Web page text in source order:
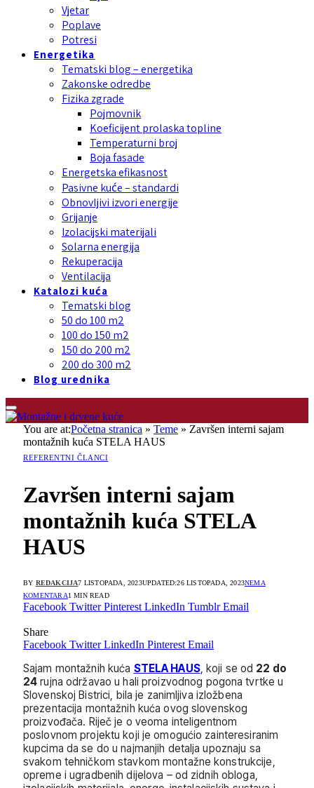
Vjetar
Poplave
Potresi
Energetika
Tematski blog – energetika
Zakonske odredbe
Fizika zgrade
Pojmovnik
Koeficijent prolaska topline
Temperaturni broj
Boja fasade
Energetska efikasnost
Pasivne kuće – standardi
Obnovljivi izvori energije
Grijanje
Izolacijski materijali
Solarna energija
Rekuperacija
Ventilacija
Katalozi kuća
Tematski blog
50 do 100 m2
100 do 150 m2
150 do 200 m2
200 do 300 m2
Blog urednika
You are at:Početna stranica » Teme » Završen interni sajam
montažnih kuća STELA HAUS
REFERENTNI ČLANCI
Završen interni sajam
montažnih kuća STELA
HAUS
BY REDAKCIJA7 LISTOPADA, 2023UPDATED:26 LISTOPADA, 2023NEMA
KOMENTARA1 MIN READ
Facebook Twitter Pinterest LinkedIn Tumblr Email
Share
Facebook Twitter LinkedIn Pinterest Email
Sajam montažnih kuća STELA HAUS, koji se od 22 do
24 rujna održavao u hali proizvodnog pogona tvrtke u
Slovenskoj Bistrici, bila je zanimljiva izložbena
prezentacija montažnih kuća ovog slovenskog
proizvođača. Riječ je o veoma inteligentnom
poslovnom projektu koji je omogućio zainteresiranim
kupcima da se do u najmanjih detalja upoznaju sa
svakom tehničkom stavkom montažne konstrukcije,
opreme i ugradbenih dijelova – od zidnih obloga,